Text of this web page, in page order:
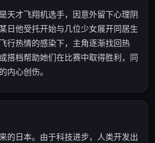
天才飞翔机选手，因意外留下心理阴
日他受托开始与几位少女展开同居生
行热情的感染下，主角逐渐找回热
搭档帮助她们在比赛中取得胜利，同
内心创伤。
的日本。由于科技进步，人类开发出